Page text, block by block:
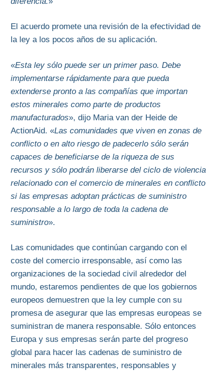
El acuerdo promete una revisión de la efectividad de
la ley a los pocos años de su aplicación.
«Esta ley sólo puede ser un primer paso. Debe
implementarse rápidamente para que pueda
extenderse pronto a las compañías que importan
estos minerales como parte de productos
manufacturados», dijo Maria van der Heide de
ActionAid. «Las comunidades que viven en zonas de
conflicto o en alto riesgo de padecerlo sólo serán
capaces de beneficiarse de la riqueza de sus
recursos y sólo podrán liberarse del ciclo de violencia
relacionado con el comercio de minerales en conflicto
si las empresas adoptan prácticas de suministro
responsable a lo largo de toda la cadena de
suministro».
Las comunidades que continúan cargando con el
coste del comercio irresponsable, así como las
organizaciones de la sociedad civil alrededor del
mundo, estaremos pendientes de que los gobiernos
europeos demuestren que la ley cumple con su
promesa de asegurar que las empresas europeas se
suministran de manera responsable. Sólo entonces
Europa y sus empresas serán parte del progreso
global para hacer las cadenas de suministro de
minerales más transparentes, responsables y